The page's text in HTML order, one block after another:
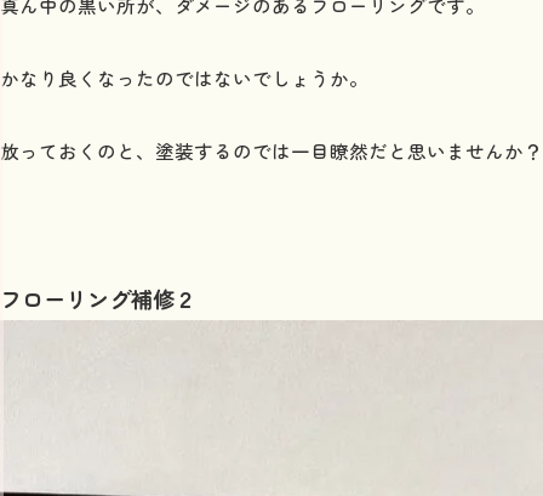
かなり良くなったのではないでしょうか。
放っておくのと、塗装するのでは一目瞭然だと思いませんか？
フローリング補修２